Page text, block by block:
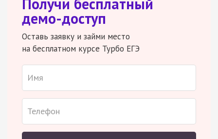
демо-доступ
Оставь заявку и займи место
на бесплатном курсе Турбо ЕГЭ